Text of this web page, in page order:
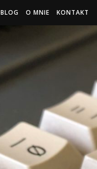
BLOG O MNIE KONTAKT